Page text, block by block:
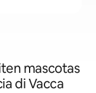
mascotas
di Vacca